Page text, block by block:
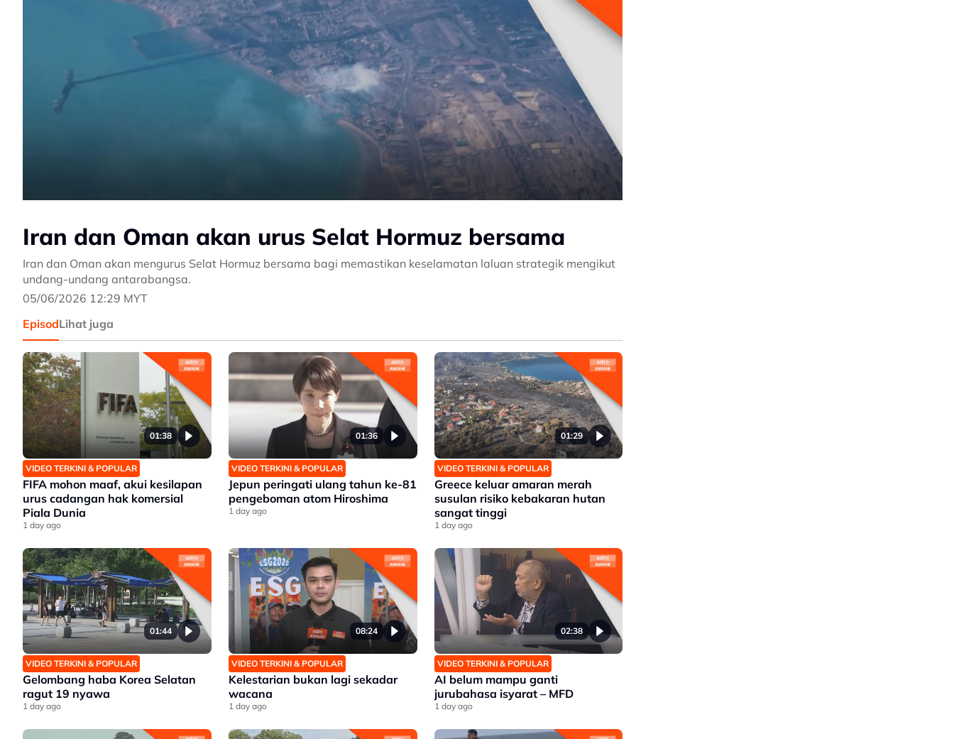
Iran dan Oman akan urus Selat Hormuz bersama
Iran dan Oman akan mengurus Selat Hormuz bersama bagi memastikan keselamatan laluan strategik mengikut
undang-undang antarabangsa.
05/06/2026 12:29 MYT
EpisodLihat juga
01:38
VIDEO TERKINI & POPULAR
FIFA mohon maaf, akui kesilapan
urus cadangan hak komersial
Piala Dunia
1 day ago
01:36
VIDEO TERKINI & POPULAR
Jepun peringati ulang tahun ke-81
pengeboman atom Hiroshima
1 day ago
01:29
VIDEO TERKINI & POPULAR
Greece keluar amaran merah
susulan risiko kebakaran hutan
sangat tinggi
1 day ago
01:44
VIDEO TERKINI & POPULAR
Gelombang haba Korea Selatan
ragut 19 nyawa
1 day ago
08:24
VIDEO TERKINI & POPULAR
Kelestarian bukan lagi sekadar
wacana
1 day ago
02:38
VIDEO TERKINI & POPULAR
AI belum mampu ganti
jurubahasa isyarat – MFD
1 day ago